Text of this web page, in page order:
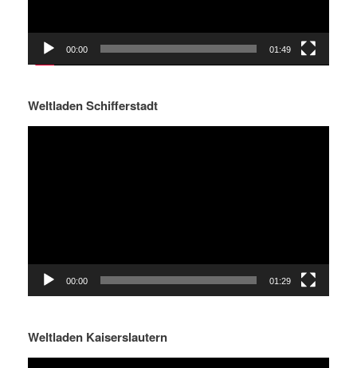
00:00 01:49
Weltladen Schifferstadt
00:00 01:29
Weltladen Kaiserslautern